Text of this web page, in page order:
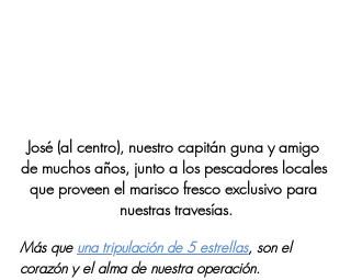
José (al centro), nuestro capitán guna y amigo
de muchos años, junto a los pescadores locales
que proveen el marisco fresco exclusivo para
nuestras travesías.
Más que una tripulación de 5 estrellas, son el
corazón y el alma de nuestra operación.